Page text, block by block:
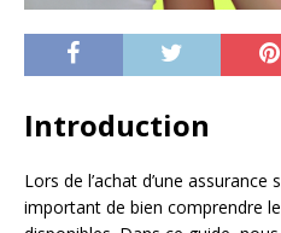
Introduction
Lors de l’achat d’une assurance
important de bien comprendre